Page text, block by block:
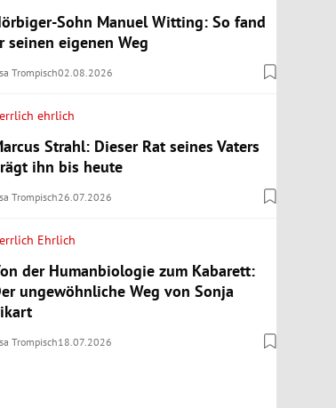
Sohn Manuel Witting: So fand
seinen eigenen Weg
Trompisch02.08.2026
ehrlich
Strahl: Dieser Rat seines Vaters
ihn bis heute
Trompisch26.07.2026
Ehrlich
der Humanbiologie zum Kabarett:
ungewöhnliche Weg von Sonja
Trompisch18.07.2026